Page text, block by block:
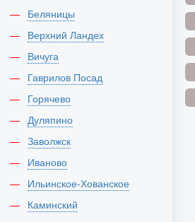
Беляницы
Верхний Ландех
Вичуга
Гаврилов Посад
Горячево
Дуляпино
Заволжск
Иваново
Ильинское-Хованское
Каминский